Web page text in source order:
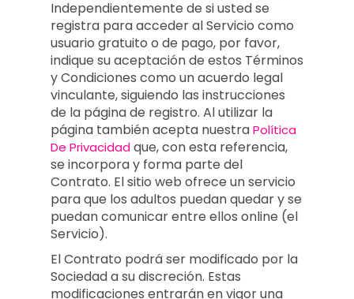
Independientemente de si usted se
registra para acceder al Servicio como
usuario gratuito o de pago, por favor,
indique su aceptación de estos Términos
y Condiciones como un acuerdo legal
vinculante, siguiendo las instrucciones
de la página de registro. Al utilizar la
página también acepta nuestraPolítica
De Privacidadque, con esta referencia,
se incorpora y forma parte del
Contrato. El sitio web ofrece un servicio
para que los adultos puedan quedar y se
puedan comunicar entre ellos online (el
Servicio).
El Contrato podrá ser modificado por la
Sociedad a su discreción. Estas
modificaciones entrarán en vigor una